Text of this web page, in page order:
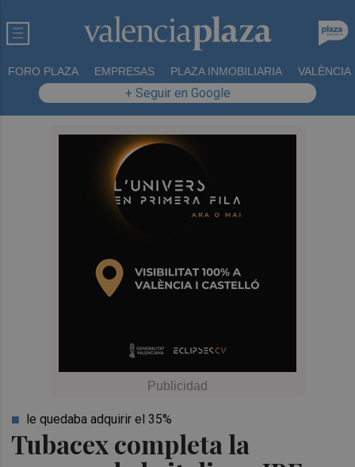
FORO PLAZA EMPRESAS PLAZA INMOBILIARIA VALÈNCIA
+ Seguir en Google
Tubacex completa la
le quedaba adquirir el 35%